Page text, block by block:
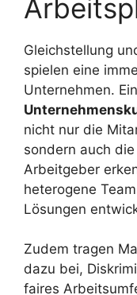
Gleichstellung
spielen eine
Unternehmen.
nicht nur die
sondern auch die
Arbeitgeber
heterogene
Lösungen
Zudem tragen
dazu bei,
faires